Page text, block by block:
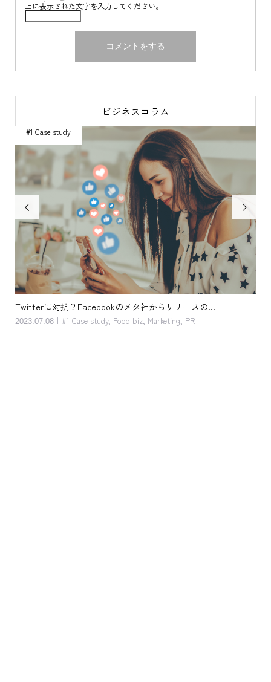
上に表示された文字を入力してください。
ビジネスコラム

タ社からリリースの...
biz,Marketing , PR
客単価アップ。キッカケは単純 だ
2023.05.08
#1 Case study
